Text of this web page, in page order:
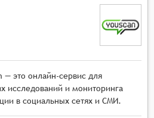
сетей и анализировать
бизнесу важную
Система должна
социальные сети и
бренда или продукта,
бизнесу информацию о
— это онлайн-сервис для
исследований и мониторинга
в социальных сетях и СМИ.